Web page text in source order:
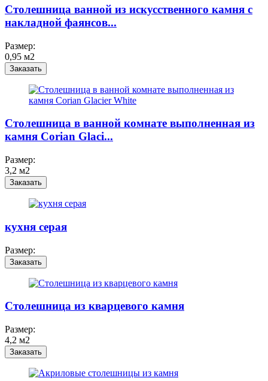
Столешница ванной из искусственного камня c
накладной фаянсов...
Размер:
0,95 м2
Заказать
Столешница в ванной комнате выполненная из
камня Corian Glaci...
Размер:
3,2 м2
Заказать
кухня серая
Размер:
Заказать
Столешница из кварцевого камня
Размер:
4,2 м2
Заказать